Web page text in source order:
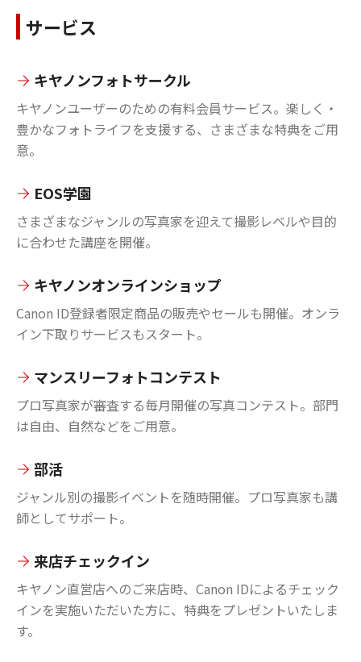
サービス
キヤノンフォトサークル
キヤノンユーザーのための有料会員サービス。楽しく・
豊かなフォトライフを支援する、さまざまな特典をご用
意。
EOS学園
さまざまなジャンルの写真家を迎えて撮影レベルや目的
に合わせた講座を開催。
キヤノンオンラインショップ
Canon ID登録者限定商品の販売やセールも開催。オンラ
イン下取りサービスもスタート。
マンスリーフォトコンテスト
プロ写真家が審査する毎月開催の写真コンテスト。部門
は自由、自然などをご用意。
部活
ジャンル別の撮影イベントを随時開催。プロ写真家も講
師としてサポート。
来店チェックイン
キヤノン直営店へのご来店時、Canon IDによるチェック
インを実施いただいた方に、特典をプレゼントいたしま
す。